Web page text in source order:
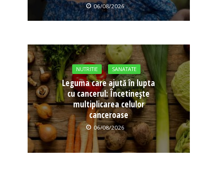
06/08/2026
NUTRITIE SANATATE
Leguma care ajută în lupta
cu cancerul: Încetinește
multiplicarea celulor
canceroase
06/08/2026